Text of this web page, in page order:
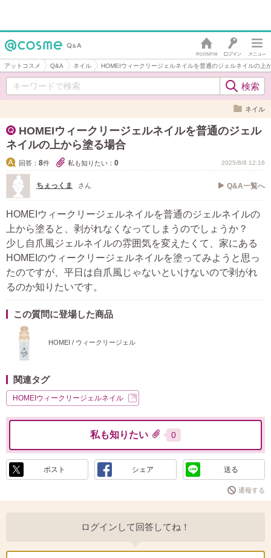
アットコスメ Q&A ネイル HOMEIウィークリージェルネイルを普通のジェルネイルの上
ネイル
HOMEIウィークリージェルネイルを普通のジェル
ネイルの上から塗る場合
回答： 8件 私も知りたい： 0 2025/8/8 12:16
ちぇっくま さん Q&A一覧へ
HOMEIウィークリージェルネイルを普通のジェルネイルの
上から塗ると、剥がれなくなってしまうのでしょうか？
少し自爪風ジェルネイルの雰囲気を変えたくて、家にある
HOMEIのウィークリージェルネイルを塗ってみようと思っ
たのですが、平日は自爪風じゃないといけないので剥がれ
るのか知りたいです。
この質問に登場した商品
HOMEI / ウィークリージェル
関連タグ
HOMEIウィークリージェルネイル
私も知りたい 0
ポスト シェア 送る
通報する
ログインして回答してね！